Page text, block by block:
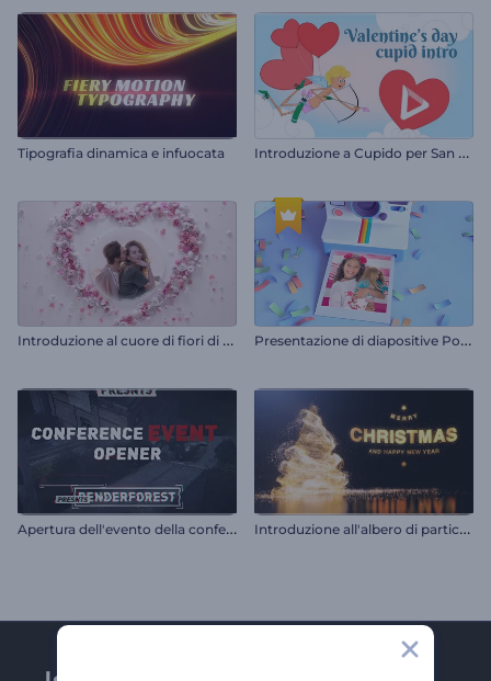
Tipografia dinamica e infuocata I
ntroduzione a Cupido per San Valentino
I
ntroduzione al cuore di fiori di San Valentino P
resentazione di diapositive Polaroid in 3D per compleanno
A
pertura dell'evento della conferenza I
ntroduzione all'albero di particelle scintillanti